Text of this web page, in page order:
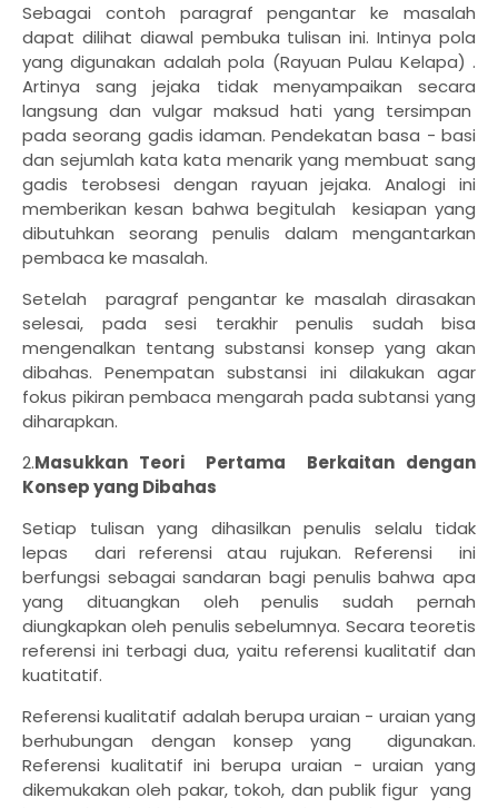
Sebagai contoh paragraf pengantar ke masalah
dapat dilihat diawal pembuka tulisan ini. Intinya pola
yang digunakan adalah pola (Rayuan Pulau Kelapa) .
Artinya sang jejaka tidak menyampaikan secara
langsung dan vulgar maksud hati yang tersimpan
pada seorang gadis idaman. Pendekatan basa - basi
dan sejumlah kata kata menarik yang membuat sang
gadis terobsesi dengan rayuan jejaka. Analogi ini
memberikan kesan bahwa begitulah kesiapan yang
dibutuhkan seorang penulis dalam mengantarkan
pembaca ke masalah.
Setelah paragraf pengantar ke masalah dirasakan
selesai, pada sesi terakhir penulis sudah bisa
mengenalkan tentang substansi konsep yang akan
dibahas. Penempatan substansi ini dilakukan agar
fokus pikiran pembaca mengarah pada subtansi yang
diharapkan.
2.Masukkan Teori Pertama Berkaitan dengan
Konsep yang Dibahas
Setiap tulisan yang dihasilkan penulis selalu tidak
lepas dari referensi atau rujukan. Referensi ini
berfungsi sebagai sandaran bagi penulis bahwa apa
yang dituangkan oleh penulis sudah pernah
diungkapkan oleh penulis sebelumnya. Secara teoretis
referensi ini terbagi dua, yaitu referensi kualitatif dan
kuatitatif.
Referensi kualitatif adalah berupa uraian - uraian yang
berhubungan dengan konsep yang digunakan.
Referensi kualitatif ini berupa uraian - uraian yang
dikemukakan oleh pakar, tokoh, dan publik figur yang